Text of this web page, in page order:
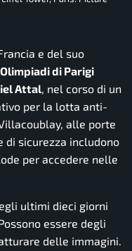
e del suo
Olimpiadi di Parigi
Attal, nel corso di un
per la lotta anti-
alle porte
di sicurezza includono
per accedere nelle
ultimi dieci giorni
essere degli
delle immagini.